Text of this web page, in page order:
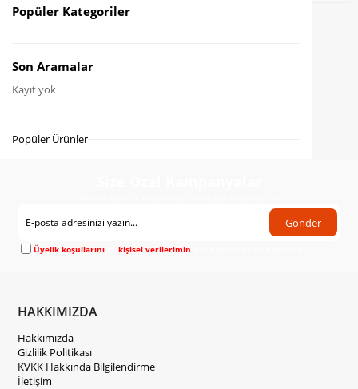
Karşılaştır
Fiyat Düşünce Haber Ver
Gönder
Üyelik koşullarını vekişisel verilerimin
HAKKIMIZDA
Hakkımızda
Gizlilik Politikası
KVKK Hakkında Bilgilendirme
İletişim
Popüler Kategoriler
Son Aramalar
Kayıt yok
Popüler Ürünler